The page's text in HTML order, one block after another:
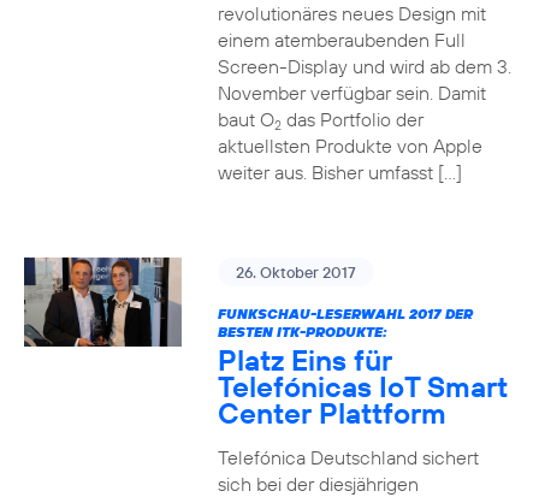
revolutionäres neues Design mit
einem atemberaubenden Full
Screen-Display und wird ab dem 3.
November verfügbar sein. Damit
baut O2das Portfolio der
aktuellsten Produkte von Apple
weiter aus. Bisher umfasst […]
26. Oktober 2017
FUNKSCHAU-LESERWAHL 2017 DER
BESTEN ITK-PRODUKTE:
Platz Eins für
Telefónicas IoT Smart
Center Plattform
Telefónica Deutschland sichert
sich bei der diesjährigen